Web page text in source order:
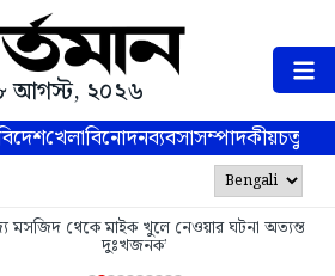
আগস্ট, ২০২৬
খেলাবিনোদনব্যবসাসম্পাদকীয়
মসজিদ থেকে মাইক খুলে নেওয়ার ঘটনা অত্যন্ত
দুঃখজনক’